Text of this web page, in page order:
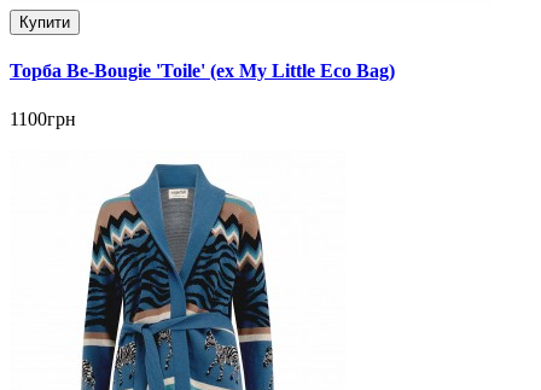
Купити
Торба Be-Bougie 'Toile' (ex My Little Eco Bag)
1100грн